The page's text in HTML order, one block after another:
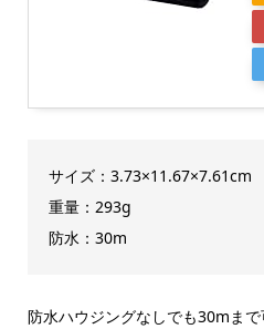
サイズ：3.73×11.67×7.61cm
重量：293g
防水：30m
防水ハウジングなしでも30mま